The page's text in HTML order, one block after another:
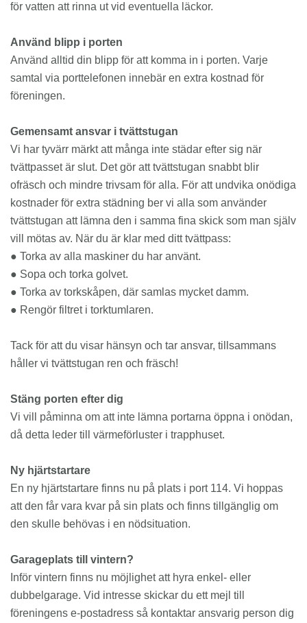
för vatten att rinna ut vid eventuella läckor.
Använd blipp i porten
Använd alltid din blipp för att komma in i porten. Varje
samtal via porttelefonen innebär en extra kostnad för
föreningen.
Gemensamt ansvar i tvättstugan
Vi har tyvärr märkt att många inte städar efter sig när
tvättpasset är slut. Det gör att tvättstugan snabbt blir
ofräsch och mindre trivsam för alla. För att undvika onödiga
kostnader för extra städning ber vi alla som använder
tvättstugan att lämna den i samma fina skick som man själv
vill mötas av. När du är klar med ditt tvättpass:
● Torka av alla maskiner du har använt.
● Sopa och torka golvet.
● Torka av torkskåpen, där samlas mycket damm.
● Rengör filtret i torktumlaren.
Tack för att du visar hänsyn och tar ansvar, tillsammans
håller vi tvättstugan ren och fräsch!
Stäng porten efter dig
Vi vill påminna om att inte lämna portarna öppna i onödan,
då detta leder till värmeförluster i trapphuset.
Ny hjärtstartare
En ny hjärtstartare finns nu på plats i port 114. Vi hoppas
att den får vara kvar på sin plats och finns tillgänglig om
den skulle behövas i en nödsituation.
Garageplats till vintern?
Inför vintern finns nu möjlighet att hyra enkel- eller
dubbelgarage. Vid intresse skickar du ett mejl till
föreningens e-postadress så kontaktar ansvarig person dig